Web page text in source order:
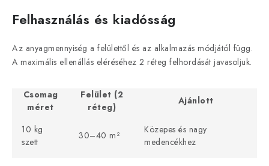
Felhasználás és kiadósság
Az anyagmennyiség a felülettől és az alkalmazás módjától függ.
A maximális ellenállás eléréséhez 2 réteg felhordását javasoljuk.
Csomag
méret
Felület (2
réteg)
Ajánlott
10 kg
szett
30–40 m²
Közepes és nagy
medencékhez